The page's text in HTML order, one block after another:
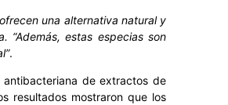
una alternativa natural y
“Además, estas especias son
.
antibacteriana de extractos de
resultados mostraron que los